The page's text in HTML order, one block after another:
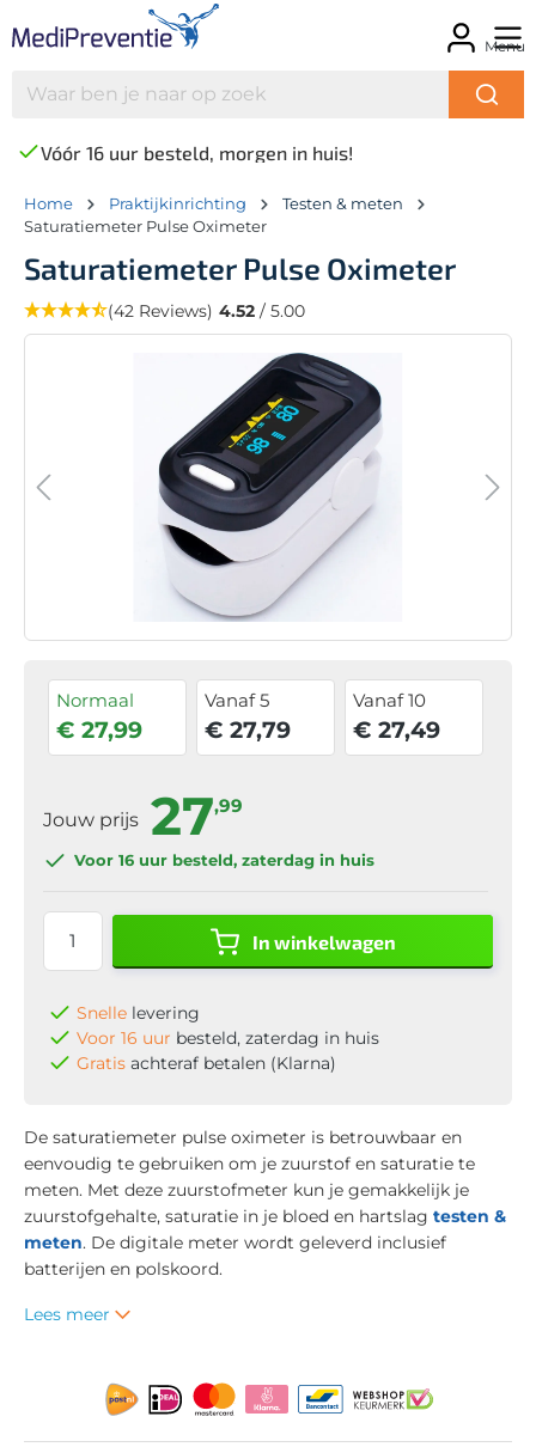
Menu
Vóór 16 uur besteld, morgen in huis!
Home Praktijkinrichting
Testen & meten
Saturatiemeter Pulse Oximeter
Saturatiemeter Pulse Oximeter
(42 Reviews) 4.52 / 5.00
Normaal
€ 27,99
Vanaf 5
€ 27,79
Vanaf 10
€ 27,49
Jouw prijs 27,99
Voor 16 uur besteld, zaterdag in huis
In winkelwagen
Snelle levering
Voor 16 uur besteld, zaterdag in huis
Gratis achteraf betalen (Klarna)
De saturatiemeter pulse oximeter is betrouwbaar en
eenvoudig te gebruiken om je zuurstof en saturatie te
meten. Met deze zuurstofmeter kun je gemakkelijk je
zuurstofgehalte, saturatie in je bloed en hartslag testen &
meten. De digitale meter wordt geleverd inclusief
batterijen en polskoord.
Lees meer